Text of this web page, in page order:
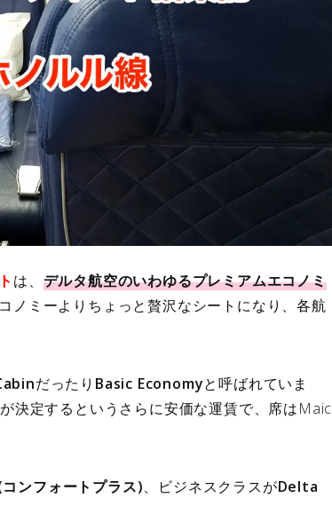
は、 デルタ航空のいわゆるプレミアムエコノミ
ノミーよりちょっと贅沢なシートになり、各航
だったり Basic Economyと呼ばれていま
決定するというさらに安価な運賃で、席はMaic
ンフォートプラス)、ビジネスクラスがDelta